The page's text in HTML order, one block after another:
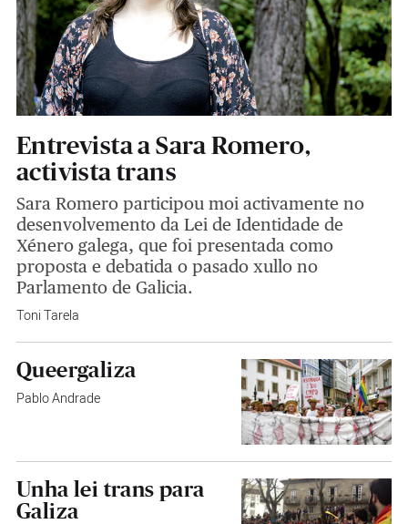
Entrevista a Sara Romero,
activista trans
Sara Romero participou moi activamente no
desenvolvemento da Lei de Identidade de
Xénero galega, que foi presentada como
proposta e debatida o pasado xullo no
Parlamento de Galicia.
Toni Tarela
Queergaliza
Pablo Andrade
Unha lei trans para
Galiza